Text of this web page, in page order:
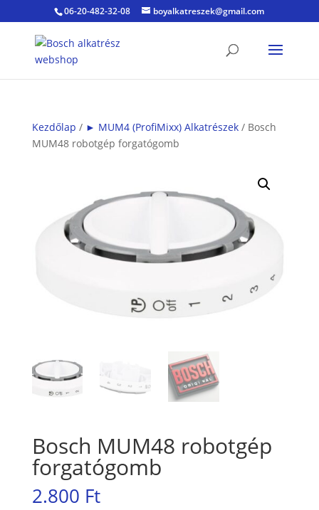
06-20-482-32-08 boyalkatreszek@gmail.com
Kezdőlap / ► MUM4 (ProfiMixx) Alkatrészek/ Bosch
MUM48 robotgép forgatógomb
Bosch MUM48 robotgép
forgatógomb
2.800 Ft